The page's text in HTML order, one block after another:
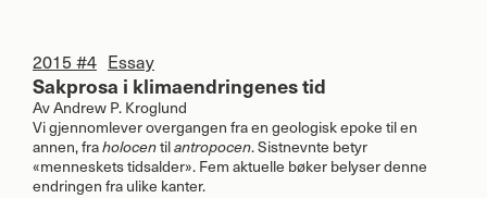
2015 #4 Essay
Sakprosa i klimaendringenes tid
AvAndrew P. Kroglund
Vi gjennomlever overgangen fra en geologisk epoke til en
annen, fraholocentilantropocen. Sistnevnte betyr
«menneskets tidsalder». Fem aktuelle bøker belyser denne
endringen fra ulike kanter.